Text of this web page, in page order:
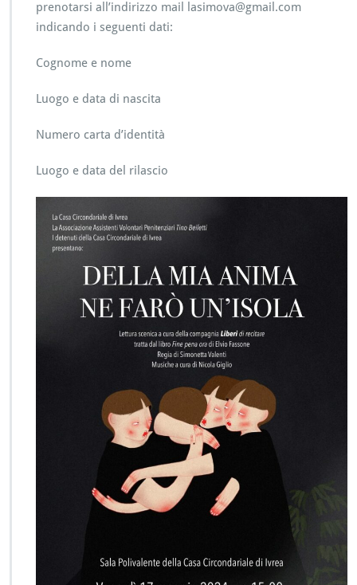
prenotarsi all’indirizzo mail lasimova@gmail.com
indicando i seguenti dati:
Cognome e nome
Luogo e data di nascita
Numero carta d’identità
Luogo e data del rilascio